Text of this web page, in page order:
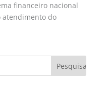
financeiro nacional
atendimento do